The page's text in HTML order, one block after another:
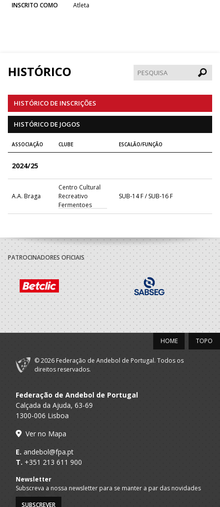
INSCRITO COMO Atleta
HISTÓRICO
HISTÓRICO DE INSCRIÇÕES
HISTÓRICO DE JOGOS
ASSOCIAÇÃO CLUBE ESCALÃO/FUNÇÃO
2024/25
A.A. Braga
Centro Cultural
Recreativo
Fermentoes
SUB-14 F / SUB-16 F
PATROCINADORES OFICIAIS
TOPO
HOME
© 2026 Federação de Andebol de Portugal. Todos os
direitos reservados.
Federação de Andebol de Portugal
Calçada da Ajuda, 63-69
1300-006 Lisboa
Ver no Mapa
E. andebol@fpa.pt
T. +351 213 611 900
Newsletter
Subscreva a nossa newsletter para se manter a par das novidades
SUBSCREVER